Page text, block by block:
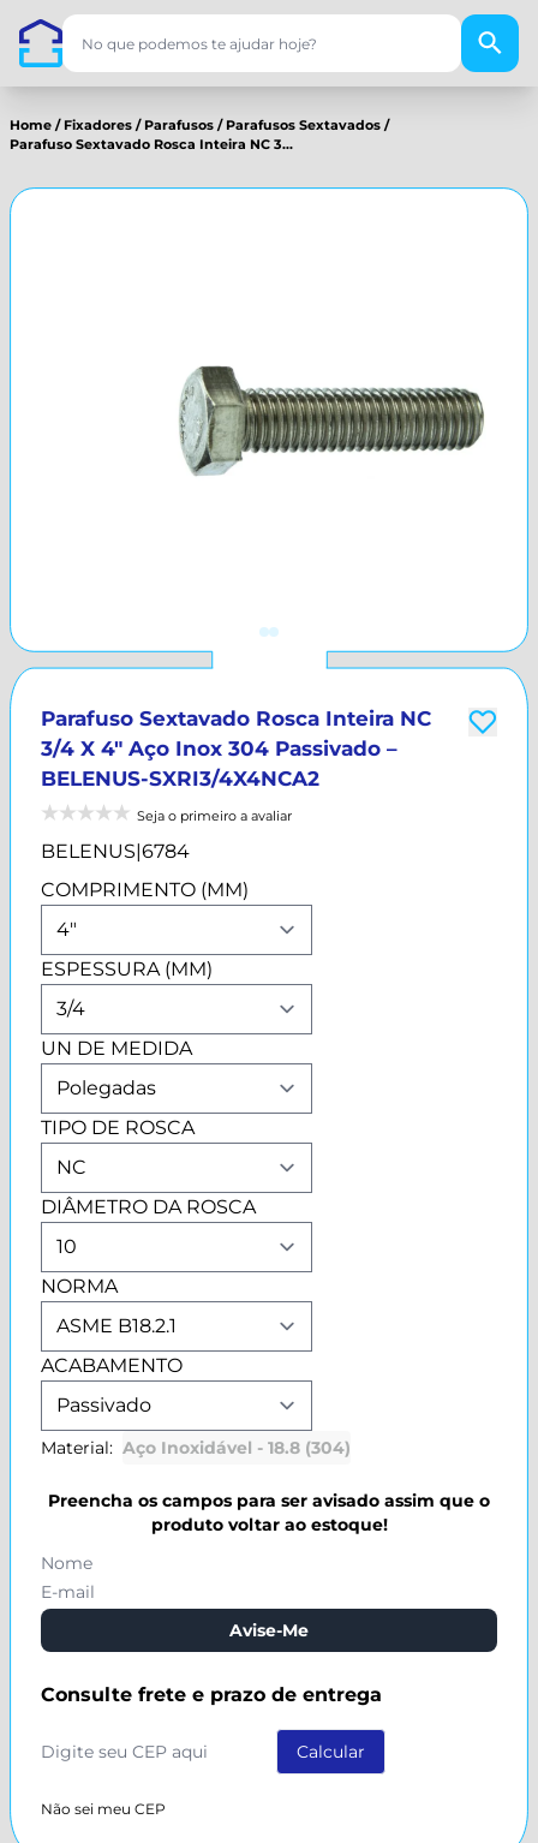
Home / Fixadores / Parafusos / Parafusos Sextavados /
Parafuso Sextavado Rosca Inteira NC 3...
Parafuso Sextavado Rosca Inteira NC
3/4 X 4" Aço Inox 304 Passivado –
BELENUS-SXRI3/4X4NCA2
Seja o primeiro a avaliar
BELENUS|6784
COMPRIMENTO (MM)
ESPESSURA (MM)
UN DE MEDIDA
TIPO DE ROSCA
DIÂMETRO DA ROSCA
NORMA
ACABAMENTO
Material: Aço Inoxidável - 18.8 (304)
Preencha os campos para ser avisado assim que o
produto voltar ao estoque!
Avise-Me
Consulte frete e prazo de entrega
Não sei meu CEP